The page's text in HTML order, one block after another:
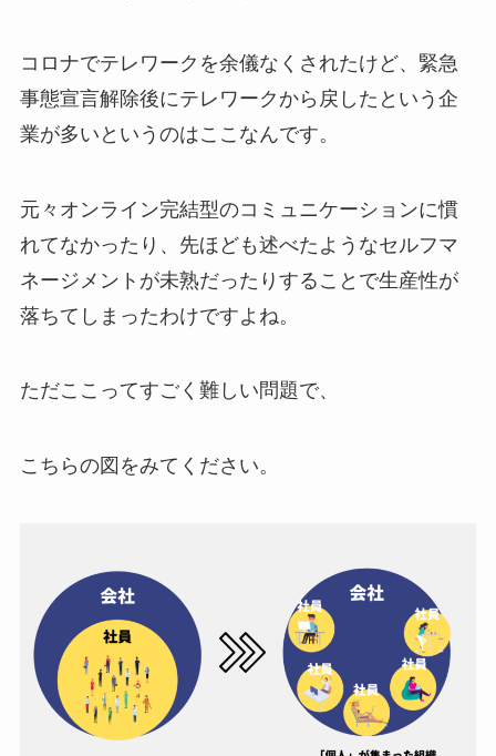
コロナでテレワークを余儀なくされたけど、緊急
事態宣言解除後にテレワークから戻したという企
業が多いというのはここなんです。
元々オンライン完結型のコミュニケーションに慣
れてなかったり、先ほども述べたようなセルフマ
ネージメントが未熟だったりすることで生産性が
落ちてしまったわけですよね。
ただここってすごく難しい問題で、
こちらの図をみてください。